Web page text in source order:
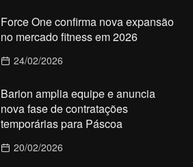
Force One confirma nova expansão
no mercado fitness em 2026
24/02/2026
Barion amplia equipe e anuncia
nova fase de contratações
temporárias para Páscoa
20/02/2026